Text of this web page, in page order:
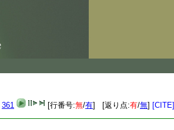
361 [行番号:無/有] [返り点:有/無] [CITE]